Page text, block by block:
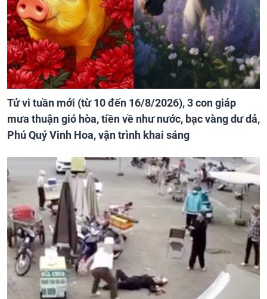
Tử vi tuần mới (từ 10 đến 16/8/2026), 3 con giáp
mưa thuận gió hòa, tiền về như nước, bạc vàng dư dả,
Phú Quý Vinh Hoa, vận trình khai sáng